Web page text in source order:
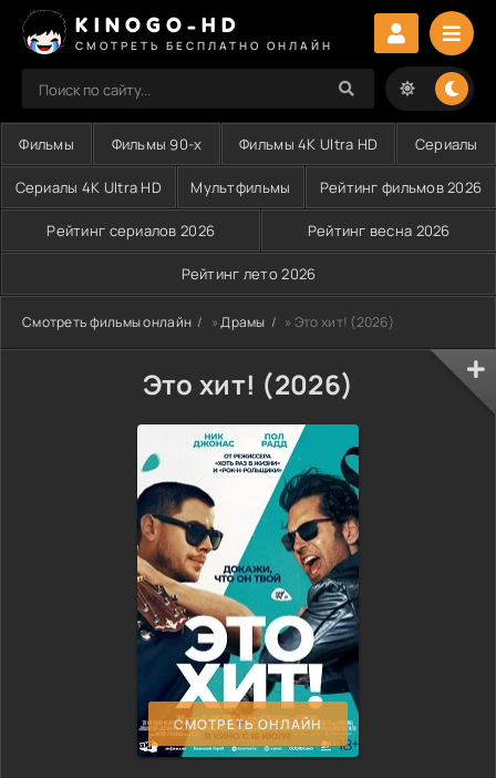
KINOGO-HD
СМОТРЕТЬ БЕСПЛАТНО ОНЛАЙН
Фильмы Фильмы 90-х Фильмы 4K Ultra HD Сериалы
Сериалы 4K Ultra HD Мультфильмы Рейтинг фильмов 2026
Рейтинг сериалов 2026 Рейтинг весна 2026
Рейтинг лето 2026
Смотреть фильмы онлайн »Драмы » Это хит! (2026)
Это хит! (2026)
СМОТРЕТЬ ОНЛАЙН